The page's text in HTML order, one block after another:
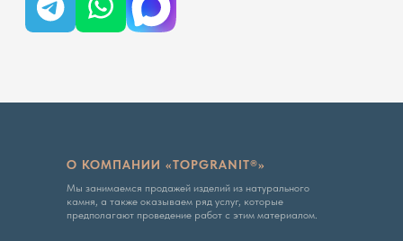
О КОМПАНИИ «TOPGRANIT®»
Мы занимаемся продажей изделий из натурального
камня, а также оказываем ряд услуг, которые
предполагают проведение работ с этим материалом.